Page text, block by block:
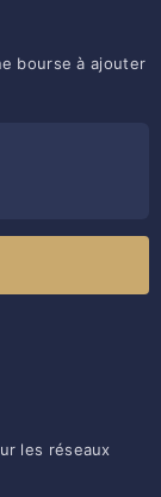
bourse à ajouter
les réseaux